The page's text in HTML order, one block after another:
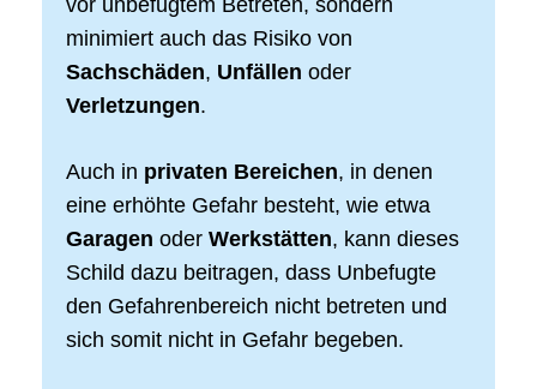
vor unbefugtem Betreten, sondern
minimiert auch das Risiko von
Sachschäden, Unfällen oder
Verletzungen.
Auch in privaten Bereichen, in denen
eine erhöhte Gefahr besteht, wie etwa
Garagen oder Werkstätten, kann dieses
Schild dazu beitragen, dass Unbefugte
den Gefahrenbereich nicht betreten und
sich somit nicht in Gefahr begeben.